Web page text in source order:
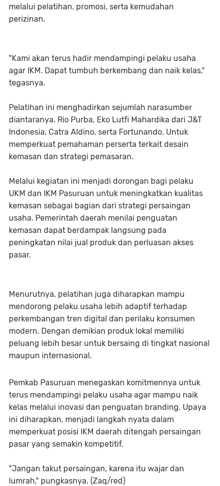
melalui pelatihan, promosi, serta kemudahan
perizinan.
"Kami akan terus hadir mendampingi pelaku usaha
agar IKM. Dapat tumbuh berkembang dan naik kelas,"
tegasnya.
Pelatihan ini menghadirkan sejumlah narasumber
diantaranya. Rio Purba, Eko Lutfi Mahardika dari J&T
Indonesia, Catra Aldino, serta Fortunando. Untuk
memperkuat pemahaman perserta terkait desain
kemasan dan strategi pemasaran.
Melalui kegiatan ini menjadi dorongan bagi pelaku
UKM dan IKM Pasuruan untuk meningkatkan kualitas
kemasan sebagai bagian dari strategi persaingan
usaha. Pemerintah daerah menilai penguatan
kemasan dapat berdampak langsung pada
peningkatan nilai jual produk dan perluasan akses
pasar.
Menurutnya, pelatihan juga diharapkan mampu
mendorong pelaku usaha lebih adaptif terhadap
perkembangan tren digital dan perilaku konsumen
modern. Dengan demikian produk lokal memiliki
peluang lebih besar untuk bersaing di tingkat nasional
maupun internasional.
Pemkab Pasuruan menegaskan komitmennya untuk
terus mendampingi pelaku usaha agar mampu naik
kelas melalui inovasi dan penguatan branding. Upaya
ini diharapkan, menjadi langkah nyata dalam
memperkuat posisi IKM daerah ditengah persaingan
pasar yang semakin kompetitif.
"Jangan takut persaingan, karena itu wajar dan
lumrah," pungkasnya. (Zaq/red)